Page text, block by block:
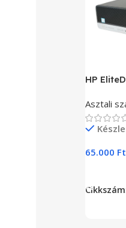
HP
Asztali
65.000 Ft